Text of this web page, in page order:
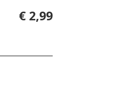
€ 2,99